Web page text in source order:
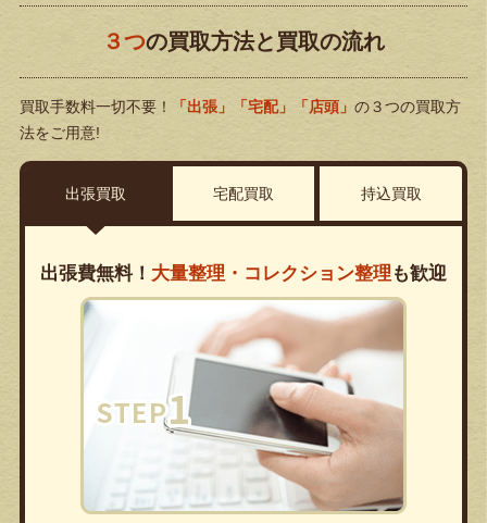
３つの買取方法と買取の流れ
買取手数料一切不要！ 「出張」「宅配」「店頭」 の３つの買取方
法をご用意!
出張買取 宅配買取 持込買取
出張費無料！ 大量整理・コレクション整理 も歓迎